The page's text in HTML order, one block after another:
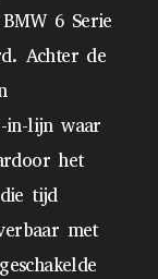
6 Serie
Achter de
in-lijn waar
het
tijd
met